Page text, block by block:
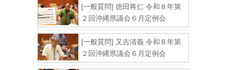
[一般質問] 徳田将仁 令和８年第
２回沖縄県議会６月定例会
[一般質問] 又吉清義 令和８年第
２回沖縄県議会６月定例会